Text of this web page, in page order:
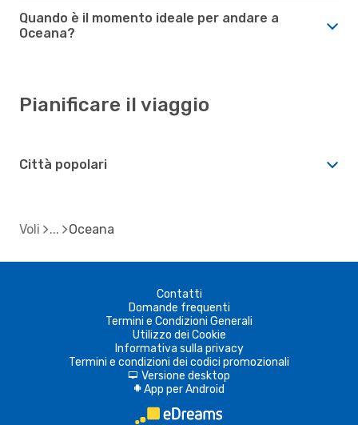
Quando è il momento ideale per andare a
Oceana?
Pianificare il viaggio
Città popolari
Voli Oceana
Contatti
Domande frequenti
Termini e Condizioni Generali
Utilizzo dei Cookie
Informativa sulla privacy
Termini e condizioni dei codici promozionali
d Versione desktop
A App per Android